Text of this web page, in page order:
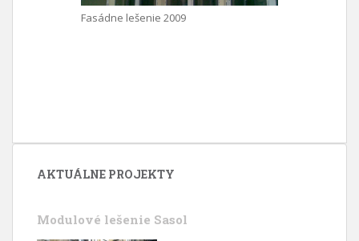
Fasádne lešenie 2009
AKTUÁLNE PROJEKTY
Modulové lešenie Sasol